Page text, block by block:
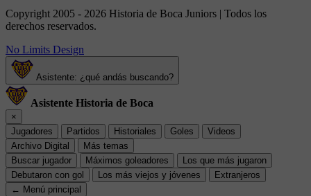
Copyright 2005 - 2026 Historia de Boca Juniors | Todos los
derechos reservados.
No Limits Design
Asistente: ¿qué andás buscando?
Asistente Historia de Boca
×
Jugadores
Partidos Historiales Goles
Videos
Archivo Digital
Más temas
Buscar jugador
Máximos goleadores
Los que más jugaron
Debutaron con gol
Los más viejos y jóvenes
Extranjeros
← Menú principal